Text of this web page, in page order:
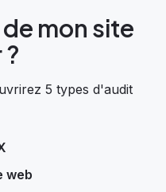
mon site
5 types d'audit
web